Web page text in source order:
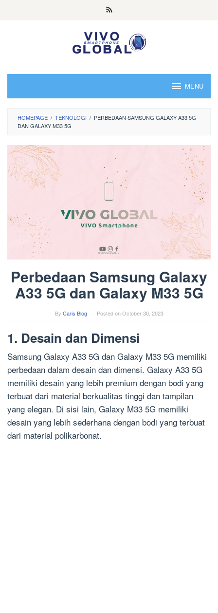
MENU
HOMEPAGE / TEKNOLOGI / PERBEDAAN SAMSUNG GALAXY A33 5G
DAN GALAXY M33 5G
Perbedaan Samsung Galaxy
A33 5G dan Galaxy M33 5G
By Caris Blog Posted onOctober 30, 2023
1. Desain dan Dimensi
Samsung Galaxy A33 5G dan Galaxy M33 5G memiliki
perbedaan dalam desain dan dimensi. Galaxy A33 5G
memiliki desain yang lebih premium dengan bodi yang
terbuat dari material berkualitas tinggi dan tampilan
yang elegan. Di sisi lain, Galaxy M33 5G memiliki
desain yang lebih sederhana dengan bodi yang terbuat
dari material polikarbonat.